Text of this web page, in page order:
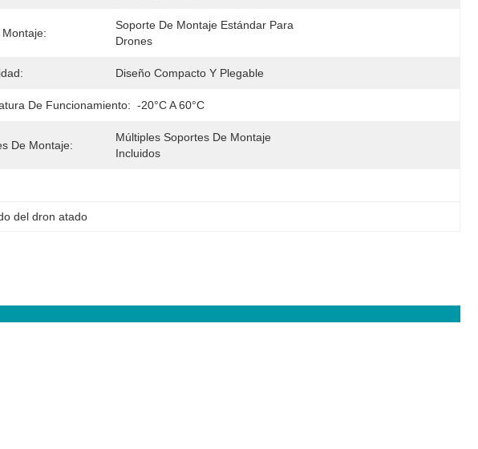
Soporte De Montaje Estándar Para
Drones
Diseño Compacto Y Plegable
De Funcionamiento: -20°C A 60°C
De Montaje:
Múltiples Soportes De Montaje
Incluidos
del dron atado